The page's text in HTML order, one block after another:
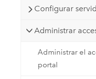
Configurar
Administrar
Administrar el
portal